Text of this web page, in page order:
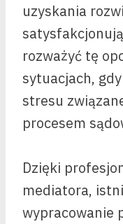
uzyskania
rozważyć tę
sytuacjach,
stresu
procesem
Dzięki
mediatora,
wypracowanie